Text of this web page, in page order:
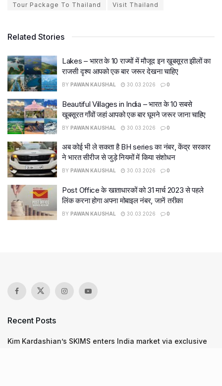
Tour Package To Thailand
Visit Thailand
Related Stories
Lakes – भारत के 10 राज्यों में मौजूद इन ख़ूबसूरत झीलों का
राजसी दृश्य आपको एक बार जरूर देखना चाहिए
BY PAWAN KAUSHAL 30.03.2026 0
Beautiful Villages in India – भारत के 10 सबसे
खूबसूरत गाँवों जहां आपको एक बार घूमने जरूर जाना चाहिए
BY PAWAN KAUSHAL 30.03.2026 0
अब कोई भी ले सकता है BH series का नंबर, केंद्र सरकार
ने भारत सीरीज से जुड़े नियमों में किया संशोधन
BY PAWAN KAUSHAL 30.03.2026 0
Post Office के खाताधारकों को 31 मार्च 2023 से पहले
लिंक करना होगा अपना मोबाइल नंबर, जानें तरीका
BY PAWAN KAUSHAL 30.03.2026 0
Recent Posts
Kim Kardashian’s SKIMS enters India market via exclusive